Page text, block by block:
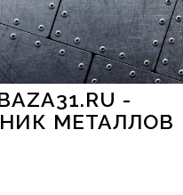
-
МЕТАЛЛОВ